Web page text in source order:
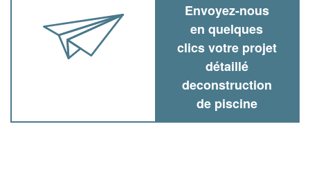
Envoyez-nous
en quelques
clics votre projet
détaillé
deconstruction
de piscine